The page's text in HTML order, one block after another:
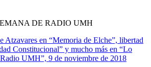
DE RADIO UMH
Atzavares en “Memoria de Elche”, libertad
Constitucional” y mucho más en “Lo
UMH”, 9 de noviembre de 2018